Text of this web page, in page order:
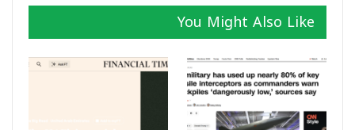
You Might Also Like